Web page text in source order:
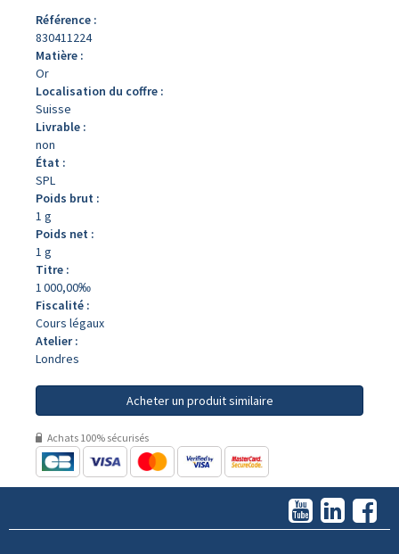
Référence :
830411224
Matière :
Or
Localisation du coffre :
Suisse
Livrable :
non
État :
SPL
Poids brut :
1 g
Poids net :
1 g
Titre :
1 000,00‰
Fiscalité :
Cours légaux
Atelier :
Londres
Acheter un produit similaire
Achats 100% sécurisés